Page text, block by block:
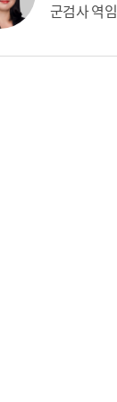
군검사 역임